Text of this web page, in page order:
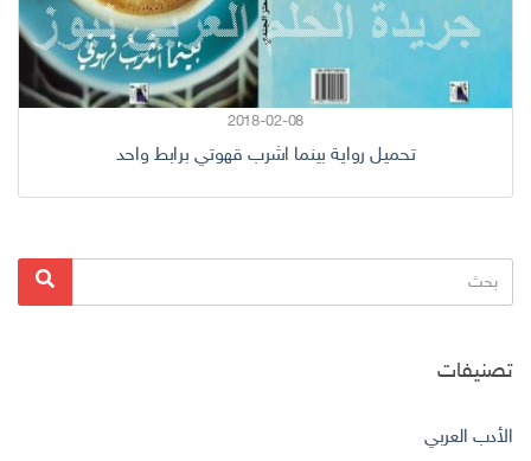
2018-02-08
تحميل رواية بينما اشرب قهوتي برابط واحد
البحث
عن:
بحث
تصنيفات
الأدب العربي